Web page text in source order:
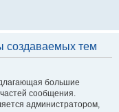
создаваемых тем
большие
сообщения.
администратором,